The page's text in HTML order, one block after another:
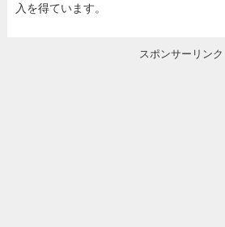
入を得ています。
スポンサーリンク